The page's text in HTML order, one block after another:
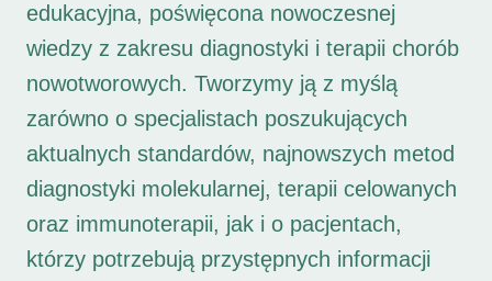
edukacyjna, poświęcona nowoczesnej
wiedzy z zakresu diagnostyki i terapii chorób
nowotworowych. Tworzymy ją z myślą
zarówno o specjalistach poszukujących
aktualnych standardów, najnowszych metod
diagnostyki molekularnej, terapii celowanych
oraz immunoterapii, jak i o pacjentach,
którzy potrzebują przystępnych informacji